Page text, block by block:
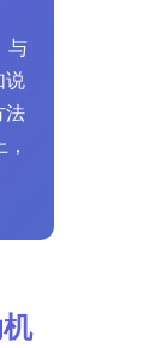
与
说
法